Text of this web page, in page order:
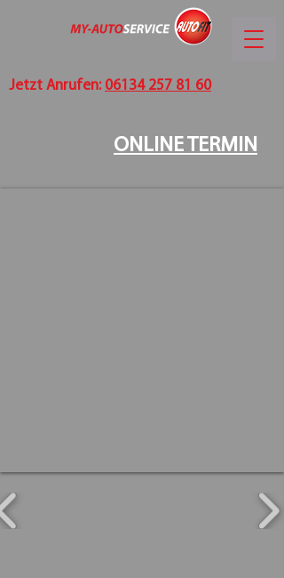
ONLINE TERMIN
Jetzt Anrufen: 06134 257 81 60